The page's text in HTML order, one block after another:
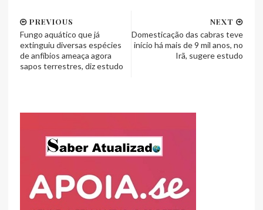
NEXT
Domesticação das cabras teve
início há mais de 9 mil anos, no
Irã, sugere estudo
PREVIOUS
Fungo aquático que já
extinguiu diversas espécies
de anfíbios ameaça agora
sapos terrestres, diz estudo